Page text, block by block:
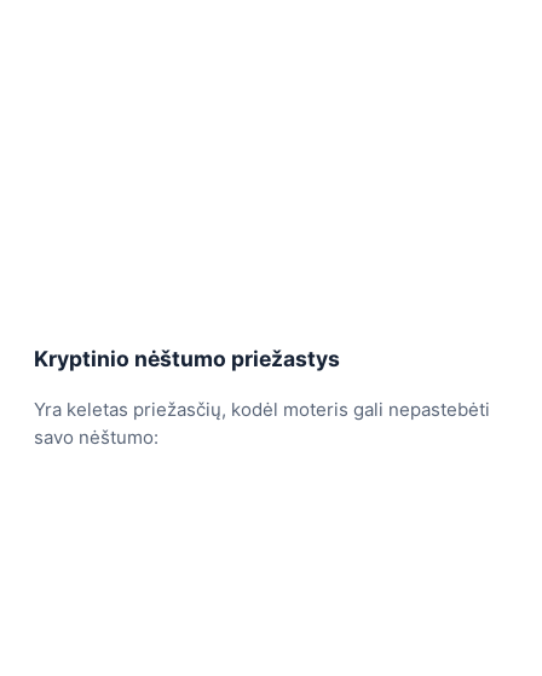
Kryptinio nėštumo priežastys
Yra keletas priežasčių, kodėl moteris gali nepastebėti
savo nėštumo: